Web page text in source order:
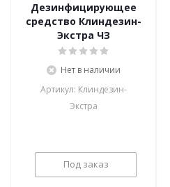
Дезинфицирующее
средство Клиндезин-
Экстра ЧЗ
Нет в наличии
Артикул: Клиндезин-
Экстра
Под заказ